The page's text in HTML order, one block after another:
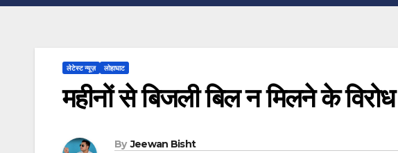
लेटेस्ट न्यूज़ लोहाघाट
महीनों से बिजली बिल न मिलने के
By Jeewan Bisht